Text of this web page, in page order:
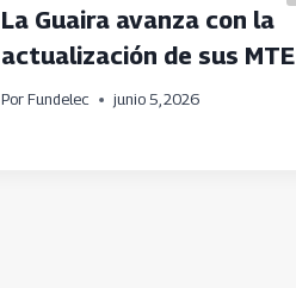
La Guaira avanza con la
actualización de sus MTE
Por Fundelec junio 5, 2026